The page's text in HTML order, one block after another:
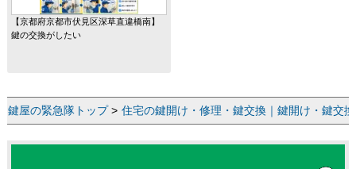
【京都府京都市伏見区深草直違橋南】
鍵の交換がしたい
鍵屋の緊急隊トップ> 住宅の鍵開け・修理・鍵交換｜鍵開け・鍵交